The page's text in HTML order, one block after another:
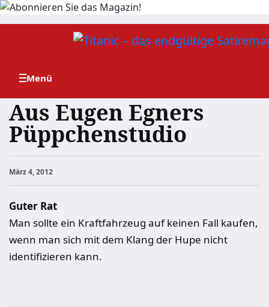
Zum
Aus Eugen Egners
Püppchenstudio
März 4, 2012
Guter Rat
Man sollte ein Kraftfahrzeug auf keinen Fall kaufen,
wenn man sich mit dem Klang der Hupe nicht
identifizieren kann.